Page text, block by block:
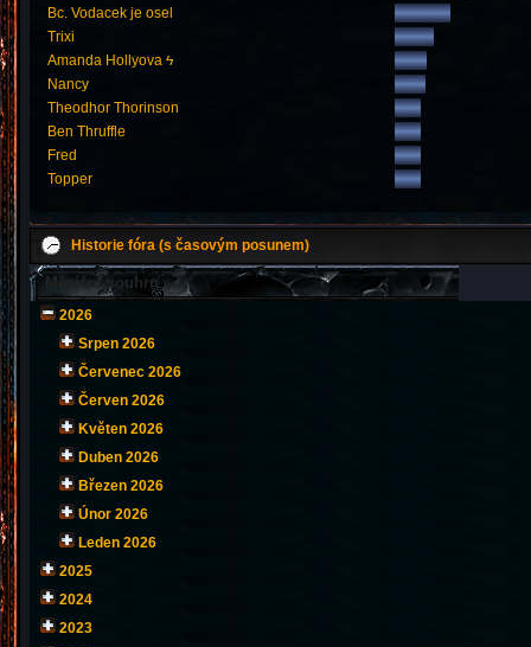
Bc. Vodacek je osel
Trixi
Amanda Hollyova ϟ
Nancy
Theodhor Thorinson
Ben Thruffle
Fred
Topper
Historie fóra (s časovým posunem)
Měsíční souhrn
2026
Srpen 2026
Červenec 2026
Červen 2026
Květen 2026
Duben 2026
Březen 2026
Únor 2026
Leden 2026
2025
2024
2023